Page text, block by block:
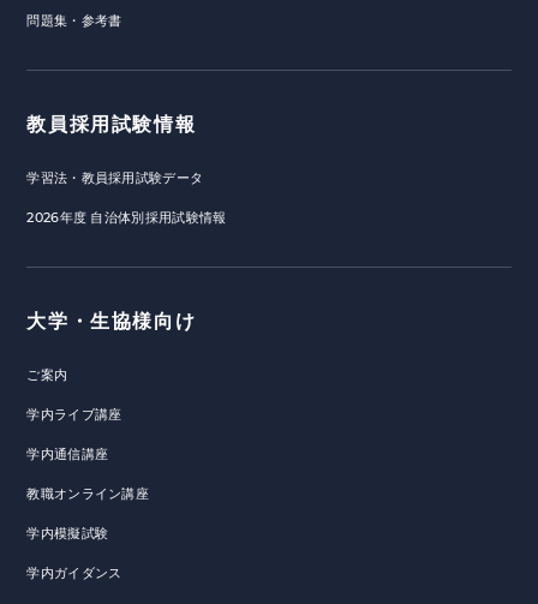
問題集・参考書
教員採用試験情報
学習法・教員採用試験データ
2026年度 自治体別採用試験情報
大学・生協様向け
ご案内
学内ライブ講座
学内通信講座
教職オンライン講座
学内模擬試験
学内ガイダンス